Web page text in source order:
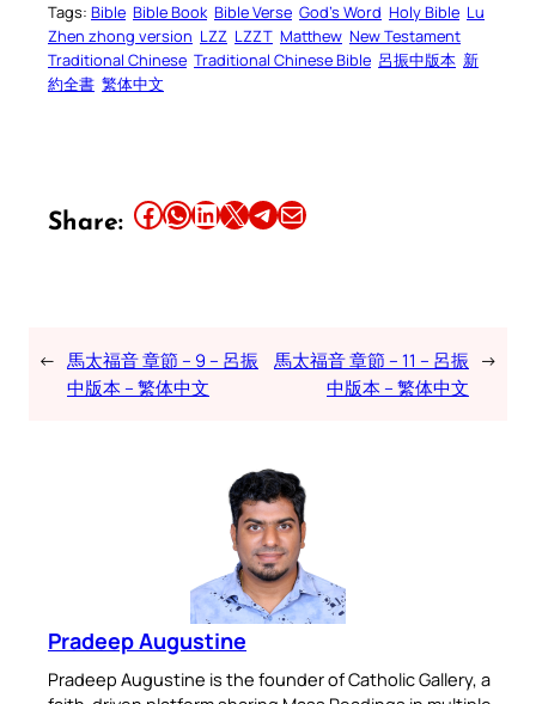
Tags: Bible Bible Book Bible Verse God’s Word Holy Bible Lu
Zhen zhong version LZZ LZZT Matthew New Testament
Traditional Chinese Traditional Chinese Bible 呂振中版本 新
約全書 繁体中文
Share: Share this article on Facebook Share this article on WhatsApp Share this article on LinkedIn Share this article on X Share this article on TelegramEmail this Article
← 馬太福音 章節 – 9 – 呂振
中版本 – 繁体中文
馬太福音 章節 – 11 – 呂振
中版本 – 繁体中文
→
Pradeep Augustine
Pradeep Augustine is the founder of Catholic Gallery, a